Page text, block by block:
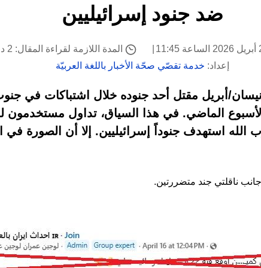
ضد جنود إسرائيليين
المدة اللازمة لقراءة المقال: 2 دقيقة
إعداد: خدمة تقصّي صحّة الأخبار باللغة العربيّة
أعلن الجيش الإسرائيلي في 19 نيسان/أبريل مقتل أحد جنوده خلال
الأسبوع الماضي. في هذا السياق، تداول مستخدمون
الله استهدف جنوداً إسرائيليين. إلا أن الصورة في
ناقلتي جند متضررتين.